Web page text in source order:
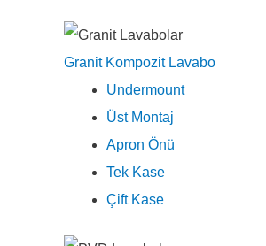
Granit Kompozit Lavabo
Undermount
Üst Montaj
Apron Önü
Tek Kase
Çift Kase